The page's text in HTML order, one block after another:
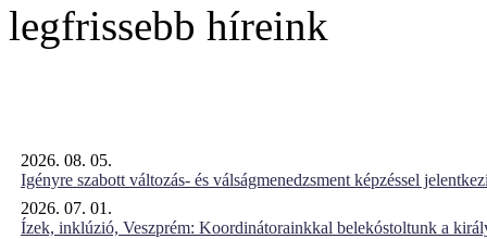
legfrissebb híreink
2026. 08. 05.
Igényre szabott változás- és válságmenedzsment képzéssel
2026. 07. 01.
Ízek, inklúzió, Veszprém: Koordinátorainkkal belekóstoltunk a